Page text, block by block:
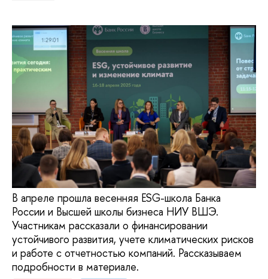
В апреле прошла весенняя ESG-школа Банка
России и Высшей школы бизнеса НИУ ВШЭ.
Участникам рассказали о финансировании
устойчивого развития, учете климатических рисков
и работе с отчетностью компаний. Рассказываем
подробности в материале.